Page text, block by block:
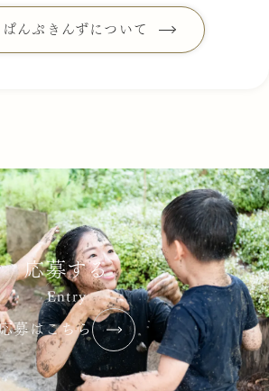
んぷきんずについて
応募する
Entry
募はこちら